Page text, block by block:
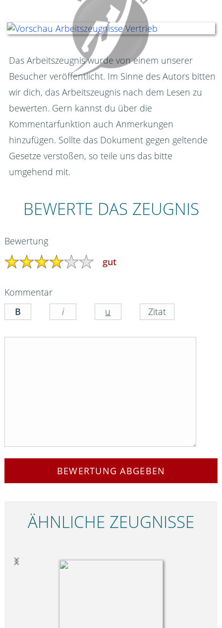
Das Arbeitszeugnis wurde von einem unserer
Besucher veröffentlicht. Im Sinne des Autors bitten
wir dich, das Arbeitszeugnis nach dem Lesen zu
bewerten. Gern kannst du über die
Kommentarfunktion auch Anmerkungen
hinzufügen. Sollte das Dokument gegen geltende
Gesetze verstoßen, so teile uns das bitte
umgehend mit.
BEWERTE DAS ZEUGNIS
Bewertung
gut
Kommentar
BEWERTUNG ABGEBEN
ÄHNLICHE ZEUGNISSE